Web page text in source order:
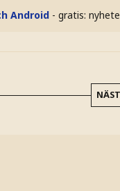
Android - gratis: